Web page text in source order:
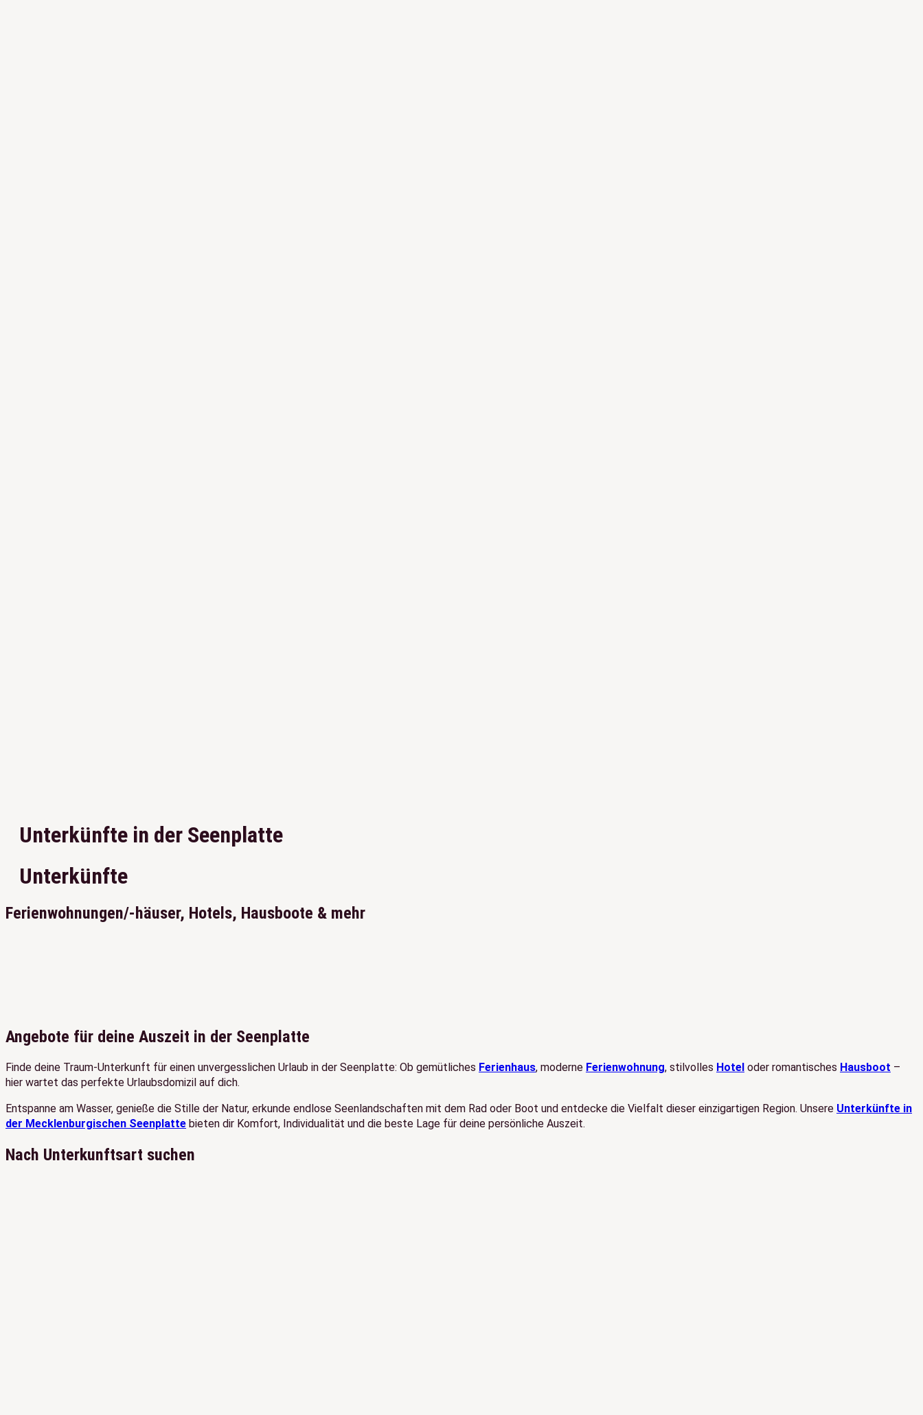
Unterkünfte in der Seenplatte
Unterkünfte
Ferienwohnungen/-häuser, Hotels, Hausboote & mehr
Angebote für deine Auszeit in der Seenplatte
Finde deine Traum-Unterkunft für einen unvergesslichen Urlaub in der Seenplatte: Ob gemütliches Ferienhaus, moderne Ferienwohnung, stilvolles Hotel oder romantisches Hausboot –
hier wartet das perfekte Urlaubsdomizil auf dich.
Entspanne am Wasser, genieße die Stille der Natur, erkunde endlose Seenlandschaften mit dem Rad oder Boot und entdecke die Vielfalt dieser einzigartigen Region. Unsere Unterkünfte in
der Mecklenburgischen Seenplatte bieten dir Komfort, Individualität und die beste Lage für deine persönliche Auszeit.
Nach Unterkunftsart suchen